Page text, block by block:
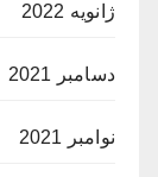
ژانویه 2022
دسامبر 2021
نوامبر 2021